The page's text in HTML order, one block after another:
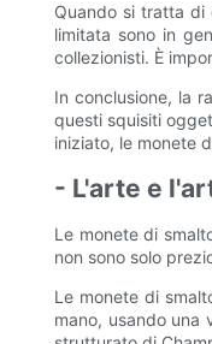
Quando si tratta di
limitata sono in
collezionisti. È
In conclusione, la
questi squisiti
iniziato, le monete
- L'arte e
Le monete di
non sono solo
Le monete di
mano, usando una